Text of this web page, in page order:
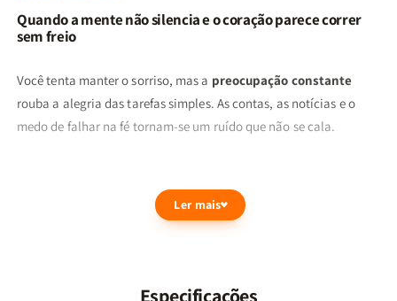
Quando a mente não silencia e o coração parece correr
sem freio
Você tenta manter o sorriso, mas a preocupação constante
rouba a alegria das tarefas simples. As contas, as notícias e o
medo de falhar na fé tornam-se um ruído que não se cala.
promessas do Senhor, você pode estar carregando sozinha um
fardo invisível que pesa no peito e deixa as noites intermináveis.
Ler mais
Especificações